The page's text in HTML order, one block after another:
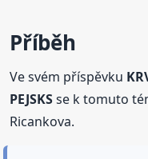
Příběh
Ve svém příspěvku
PEJSKSse k tomuto
Ricankova.